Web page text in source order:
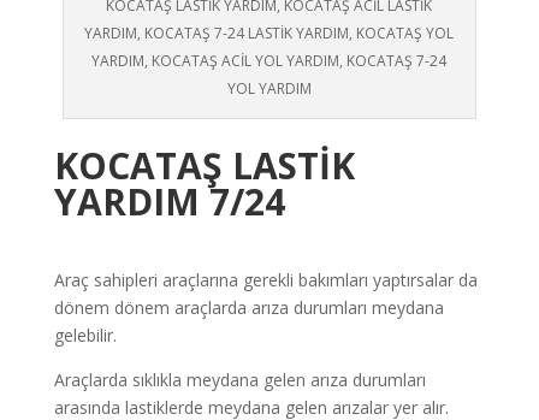
KOCATAŞ LASTİK YARDIM, KOCATAŞ ACİL LASTİK
YARDIM, KOCATAŞ 7-24 LASTİK YARDIM, KOCATAŞ YOL
YARDIM, KOCATAŞ ACİL YOL YARDIM, KOCATAŞ 7-24
YOL YARDIM
KOCATAŞ LASTİK
YARDIM 7/24
Araç sahipleri araçlarına gerekli bakımları yaptırsalar da
dönem dönem araçlarda arıza durumları meydana
gelebilir.
Araçlarda sıklıkla meydana gelen arıza durumları
arasında lastiklerde meydana gelen arızalar yer alır.